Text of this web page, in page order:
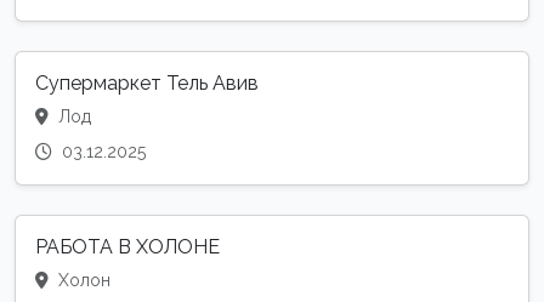
Супермаркет Тель Авив
Лод
03.12.2025
РАБОТА В ХОЛОНЕ
Холон